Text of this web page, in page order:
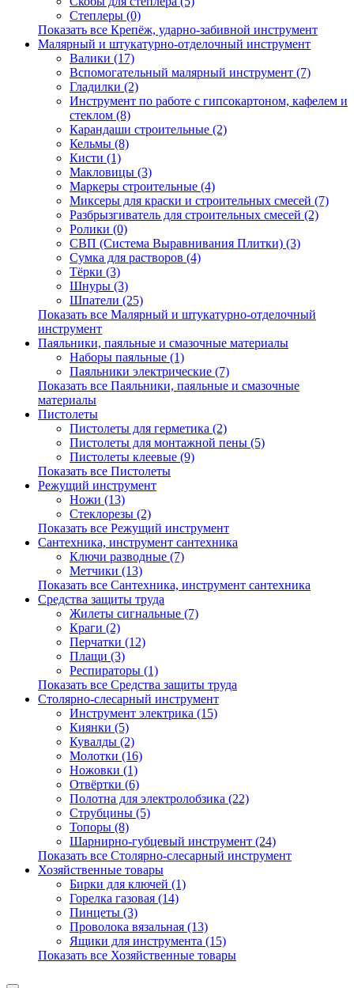
Степлеры (0)
Показать все Крепёж, ударно-забивной инструмент
Малярный и штукатурно-отделочный инструмент
Валики (17)
Вспомогательный малярный инструмент (7)
Гладилки (2)
Инструмент по работе с гипсокартоном, кафелем и
стеклом (8)
Карандаши строительные (2)
Кельмы (8)
Кисти (1)
Макловицы (3)
Маркеры строительные (4)
Миксеры для краски и строительных смесей (7)
Разбрызгиватель для строительных смесей (2)
Ролики (0)
СВП (Система Выравнивания Плитки) (3)
Сумка для растворов (4)
Тёрки (3)
Шнуры (3)
Шпатели (25)
Показать все Малярный и штукатурно-отделочный
инструмент
Паяльники, паяльные и смазочные материалы
Наборы паяльные (1)
Паяльники электрические (7)
Показать все Паяльники, паяльные и смазочные
материалы
Пистолеты
Пистолеты для герметика (2)
Пистолеты для монтажной пены (5)
Пистолеты клеевые (9)
Показать все Пистолеты
Режущий инструмент
Ножи (13)
Стеклорезы (2)
Показать все Режущий инструмент
Сантехника, инструмент сантехника
Ключи разводные (7)
Метчики (13)
Показать все Сантехника, инструмент сантехника
Средства защиты труда
Жилеты сигнальные (7)
Краги (2)
Перчатки (12)
Плащи (3)
Респираторы (1)
Показать все Средства защиты труда
Столярно-слесарный инструмент
Инструмент электрика (15)
Киянки (5)
Кувалды (2)
Молотки (16)
Ножовки (1)
Отвёртки (6)
Полотна для электролобзика (22)
Струбцины (5)
Топоры (8)
Шарнирно-губцевый инструмент (24)
Показать все Столярно-слесарный инструмент
Хозяйственные товары
Бирки для ключей (1)
Горелка газовая (14)
Пинцеты (3)
Проволока вязальная (13)
Ящики для инструмента (15)
Показать все Хозяйственные товары